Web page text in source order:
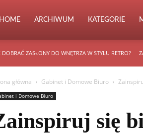
HOME ARCHIWUM KATEGORIE
DOBRAĆ ZASŁONY DO WNĘTRZA W STYLU RETRO?
główna Gabinet i Domowe Biuro
i Domowe Biuro
się